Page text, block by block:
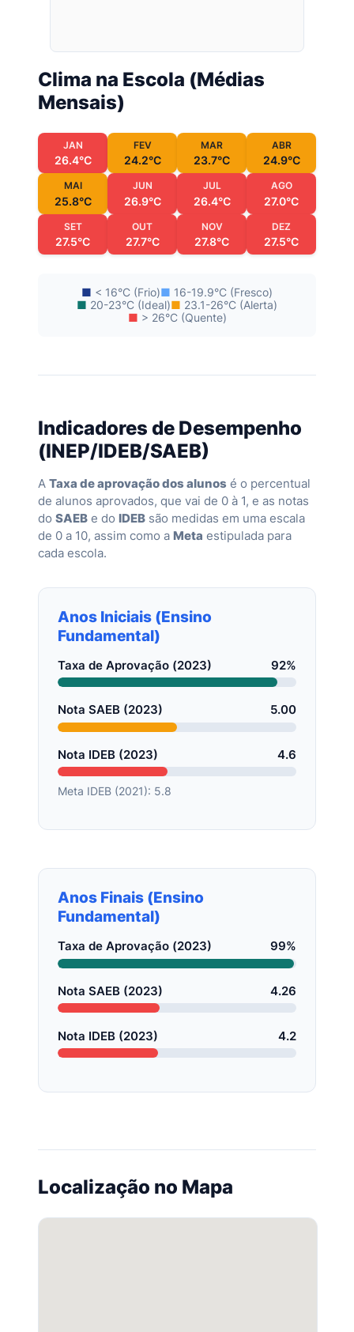
Clima na Escola (Médias
Mensais)
JAN
26.4°C
FEV
24.2°C
MAR
23.7°C
ABR
24.9°C
MAI
25.8°C
JUN
26.9°C
JUL
26.4°C
AGO
27.0°C
SET
27.5°C
OUT
27.7°C
NOV
27.8°C
DEZ
27.5°C
■ < 16°C (Frio)■ 16-19.9°C (Fresco)
■ 20-23°C (Ideal)■ 23.1-26°C (Alerta)
■ > 26°C (Quente)
Indicadores de Desempenho
(INEP/IDEB/SAEB)
A Taxa de aprovação dos alunos é o percentual
de alunos aprovados, que vai de 0 à 1, e as notas
do SAEB e do IDEB são medidas em uma escala
de 0 a 10, assim como a Meta estipulada para
cada escola.
Anos Iniciais (Ensino
Fundamental)
Taxa de Aprovação (2023) 92%
Nota SAEB (2023) 5.00
Nota IDEB (2023) 4.6
Meta IDEB (2021): 5.8
Anos Finais (Ensino
Fundamental)
Taxa de Aprovação (2023) 99%
Nota SAEB (2023) 4.26
Nota IDEB (2023) 4.2
Localização no Mapa